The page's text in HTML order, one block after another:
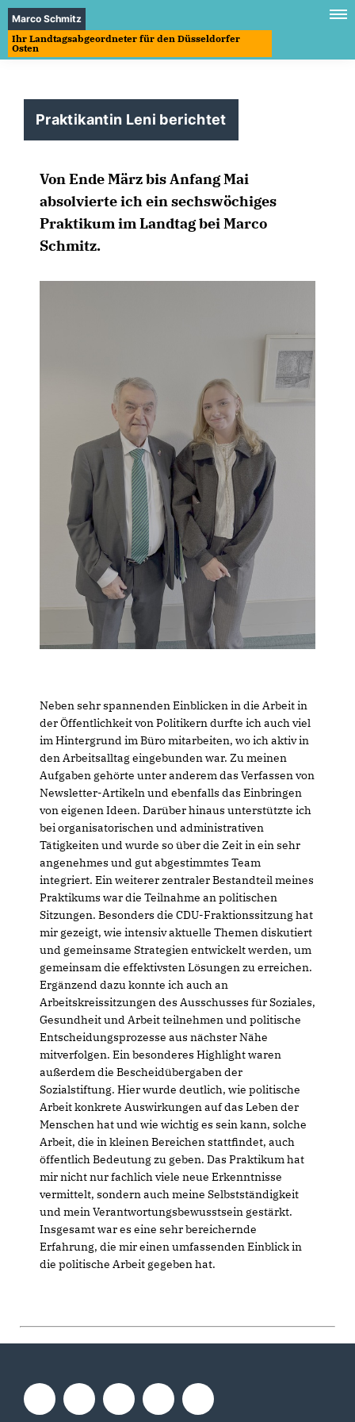
Marco Schmitz
Ihr Landtagsabgeordneter für den Düsseldorfer
Osten
Praktikantin Leni berichtet
Von Ende März bis Anfang Mai
absolvierte ich ein sechswöchiges
Praktikum im Landtag bei Marco
Schmitz.
Neben sehr spannenden Einblicken in die Arbeit in
der Öffentlichkeit von Politikern durfte ich auch viel
im Hintergrund im Büro mitarbeiten, wo ich aktiv in
den Arbeitsalltag eingebunden war. Zu meinen
Aufgaben gehörte unter anderem das Verfassen von
Newsletter-Artikeln und ebenfalls das Einbringen
von eigenen Ideen. Darüber hinaus unterstützte ich
bei organisatorischen und administrativen
Tätigkeiten und wurde so über die Zeit in ein sehr
angenehmes und gut abgestimmtes Team
integriert. Ein weiterer zentraler Bestandteil meines
Praktikums war die Teilnahme an politischen
Sitzungen. Besonders die CDU-Fraktionssitzung hat
mir gezeigt, wie intensiv aktuelle Themen diskutiert
und gemeinsame Strategien entwickelt werden, um
gemeinsam die effektivsten Lösungen zu erreichen.
Ergänzend dazu konnte ich auch an
Arbeitskreissitzungen des Ausschusses für Soziales,
Gesundheit und Arbeit teilnehmen und politische
Entscheidungsprozesse aus nächster Nähe
mitverfolgen. Ein besonderes Highlight waren
außerdem die Bescheidübergaben der
Sozialstiftung. Hier wurde deutlich, wie politische
Arbeit konkrete Auswirkungen auf das Leben der
Menschen hat und wie wichtig es sein kann, solche
Arbeit, die in kleinen Bereichen stattfindet, auch
öffentlich Bedeutung zu geben. Das Praktikum hat
mir nicht nur fachlich viele neue Erkenntnisse
vermittelt, sondern auch meine Selbstständigkeit
und mein Verantwortungsbewusstsein gestärkt.
Insgesamt war es eine sehr bereichernde
Erfahrung, die mir einen umfassenden Einblick in
die politische Arbeit gegeben hat.